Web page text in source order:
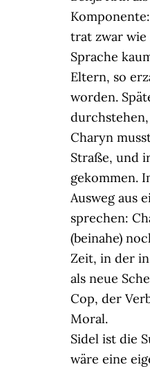
trat zwar wie
Sprache
Eltern, so
worden.
Charyn
Straße, und
gekommen.
Ausweg aus
sprechen:
(beinahe)
Zeit, in der
als neue
Cop, der
Moral.
Sidel ist die
wäre eine